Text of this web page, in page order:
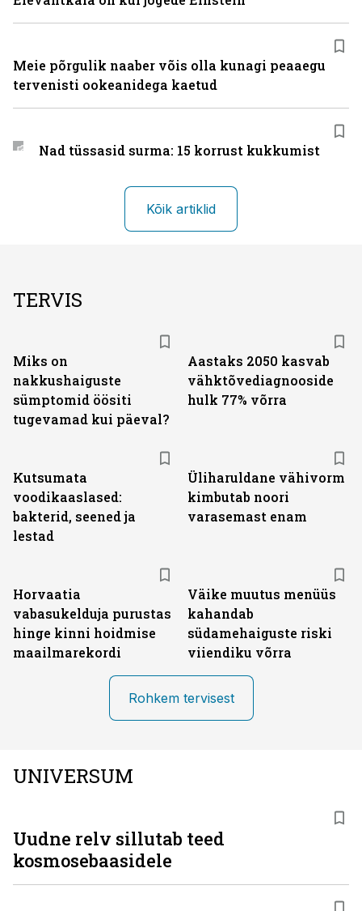
Meie põrgulik naaber võis olla kunagi peaaegu
tervenisti ookeanidega kaetud
Nad tüssasid surma: 15 korrust kukkumist
Kõik artiklid
TERVIS
Miks on
nakkushaiguste
sümptomid öösiti
tugevamad kui päeval?
Aastaks 2050 kasvab
vähktõvediagnooside
hulk 77% võrra
Kutsumata
voodikaaslased:
bakterid, seened ja
lestad
Üliharuldane vähivorm
kimbutab noori
varasemast enam
Horvaatia
vabasukelduja purustas
hinge kinni hoidmise
maailmarekordi
Väike muutus menüüs
kahandab
südamehaiguste riski
viiendiku võrra
Rohkem tervisest
UNIVERSUM
Uudne relv sillutab teed
kosmosebaasidele